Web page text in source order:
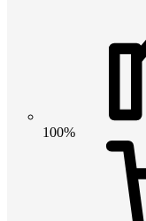
100%